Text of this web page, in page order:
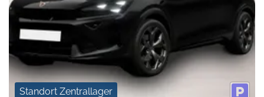
Standort Zentrallager